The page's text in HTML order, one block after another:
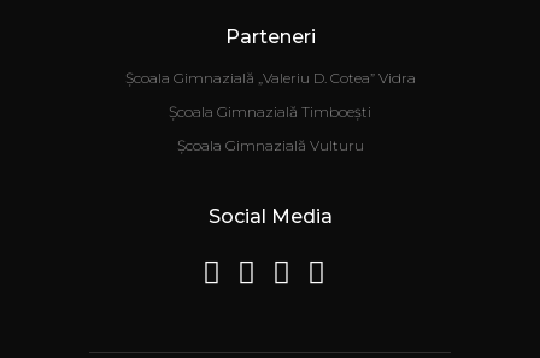
Parteneri
Școala Gimnazială „Valeriu D. Cotea” Vidra
Școala Gimnazială Timboești
Școala Gimnazială Vulturu
Social Media